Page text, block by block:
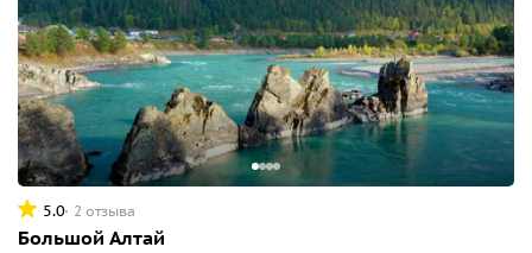
5.0 2 отзыва
Большой Алтай